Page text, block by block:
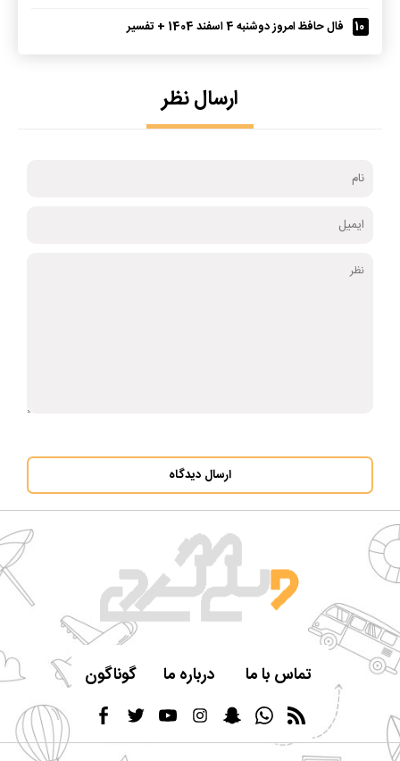
10
فال حافظ امروز دوشنبه 4 اسفند 1404 + تفسیر
ارسال نظر
ارسال دیدگاه
تماس با ما درباره ما گوناگون